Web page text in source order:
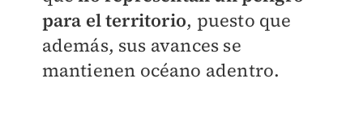
para el territorio, puesto que
además, sus avances se
mantienen océano adentro.